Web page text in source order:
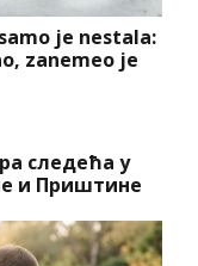
je nestala:
zanemeo je
следећа у
и Приштине